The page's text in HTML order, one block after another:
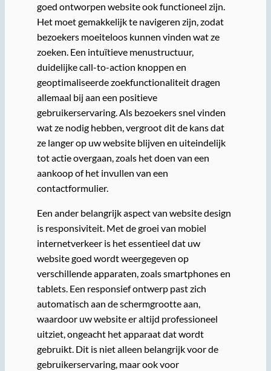
goed ontworpen website ook functioneel zijn.
Het moet gemakkelijk te navigeren zijn, zodat
bezoekers moeiteloos kunnen vinden wat ze
zoeken. Een intuïtieve menustructuur,
duidelijke call-to-action knoppen en
geoptimaliseerde zoekfunctionaliteit dragen
allemaal bij aan een positieve
gebruikerservaring. Als bezoekers snel vinden
wat ze nodig hebben, vergroot dit de kans dat
ze langer op uw website blijven en uiteindelijk
tot actie overgaan, zoals het doen van een
aankoop of het invullen van een
contactformulier.
Een ander belangrijk aspect van website design
is responsiviteit. Met de groei van mobiel
internetverkeer is het essentieel dat uw
website goed wordt weergegeven op
verschillende apparaten, zoals smartphones en
tablets. Een responsief ontwerp past zich
automatisch aan de schermgrootte aan,
waardoor uw website er altijd professioneel
uitziet, ongeacht het apparaat dat wordt
gebruikt. Dit is niet alleen belangrijk voor de
gebruikerservaring, maar ook voor